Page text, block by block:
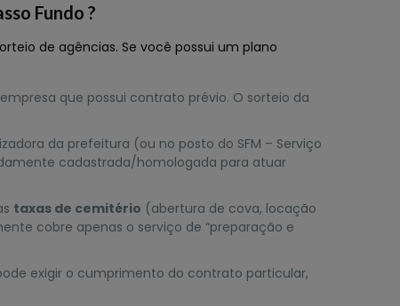
Fundo ?
de agências. Se você possui um plano
que possui contrato prévio. O sorteio da
da prefeitura (ou no posto do SFM – Serviço
cadastrada/homologada para atuar
taxas de cemitério (abertura de cova, locação
cobre apenas o serviço de “preparação e
exigir o cumprimento do contrato particular,